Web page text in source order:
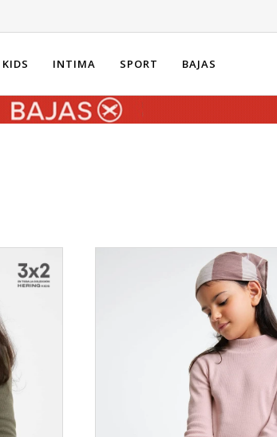
KIDS INTIMA SPORT BAJAS